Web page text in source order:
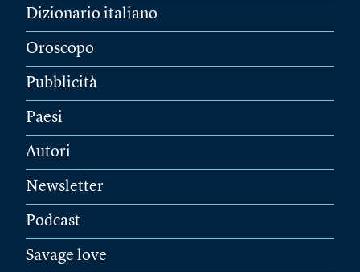
Dizionario italiano
Oroscopo
Pubblicità
Paesi
Autori
Newsletter
Podcast
Savage love